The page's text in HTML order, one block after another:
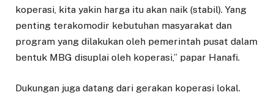
koperasi, kita yakin harga itu akan naik (stabil). Yang
penting terakomodir kebutuhan masyarakat dan
program yang dilakukan oleh pemerintah pusat dalam
bentuk MBG disuplai oleh koperasi,” papar Hanafi.
Dukungan juga datang dari gerakan koperasi lokal.